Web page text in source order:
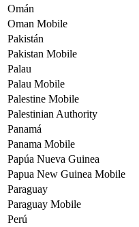
Omán
Oman Mobile
Pakistán
Pakistan Mobile
Palau
Palau Mobile
Palestine Mobile
Palestinian Authority
Panamá
Panama Mobile
Papúa Nueva Guinea
Papua New Guinea Mobile
Paraguay
Paraguay Mobile
Perú